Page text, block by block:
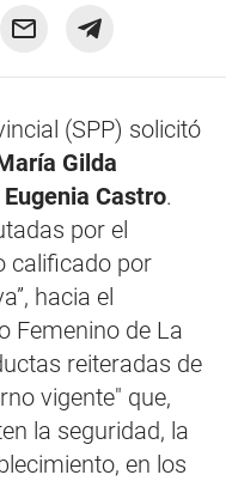
(SPP) solicitó
Gilda
Castro.
por el
calificado por
hacia el
Femenino de La
reiteradas de
vigente" que,
la seguridad, la
en los